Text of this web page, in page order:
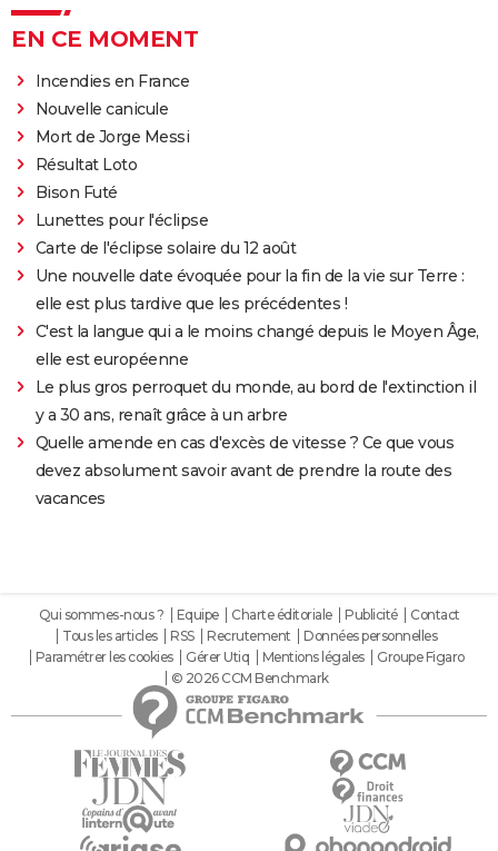
EN CE MOMENT
Incendies en France
Nouvelle canicule
Mort de Jorge Messi
Résultat Loto
Bison Futé
Lunettes pour l'éclipse
Carte de l'éclipse solaire du 12 août
Une nouvelle date évoquée pour la fin de la vie sur Terre :
elle est plus tardive que les précédentes !
C'est la langue qui a le moins changé depuis le Moyen Âge,
elle est européenne
Le plus gros perroquet du monde, au bord de l'extinction il
y a 30 ans, renaît grâce à un arbre
Quelle amende en cas d'excès de vitesse ? Ce que vous
devez absolument savoir avant de prendre la route des
vacances
Qui sommes-nous ? Equipe Charte éditoriale Publicité
Contact
Tous les articles
RSS Recrutement
Données personnelles
Paramétrer les cookies
Gérer Utiq Mentions légales
Groupe Figaro
© 2026 CCM Benchmark